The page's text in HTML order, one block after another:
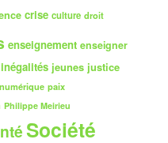
crise culture droit
enseignement enseigner
inégalités jeunes justice
numérique paix
Philippe Meirieu
Société